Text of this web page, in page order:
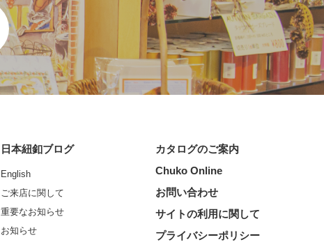
日本紐釦ブログ
English
ご来店に関して
重要なお知らせ
お知らせ
カタログのご案内
Chuko Online
お問い合わせ
サイトの利用に関して
プライバシーポリシー